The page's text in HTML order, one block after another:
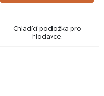
Chladící podložka pro
hlodavce.